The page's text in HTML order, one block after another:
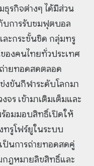
รกิจต่างๆ ได้มีส่วน
บการรับชมฟุตบอล
ละกระชั้นชิด กลุ่มทรู
องคนไทยทั่วประเทศ
ายทอดสดตลอด
งขันกีฬาระดับโลกมา
ร เข้ามาเติมเต็มและ
อมมอบสิทธิ์เปิดให้
รูโฟร์ยูในระบบ
ป็นการถ่ายทอดสดคู่
ฎหมายลิขสิทธิ์และ